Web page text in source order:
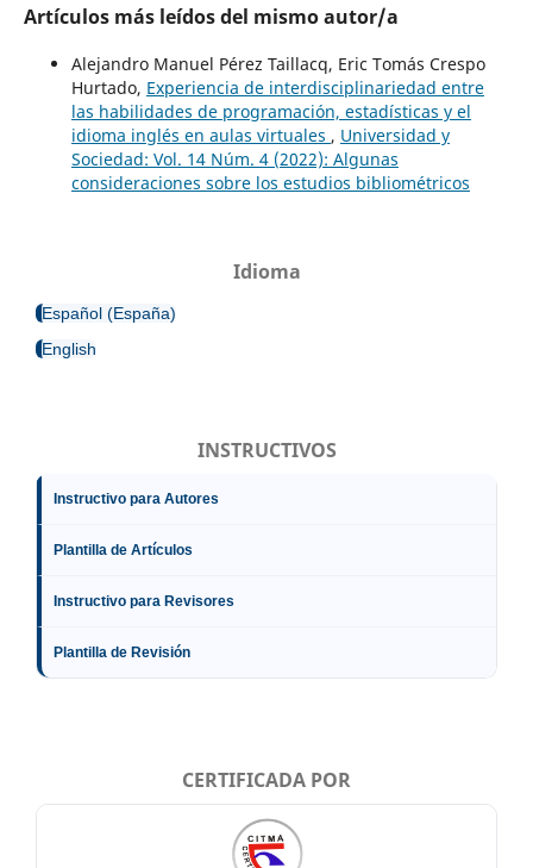
Artículos más leídos del mismo autor/a
Alejandro Manuel Pérez Taillacq, Eric Tomás Crespo
Hurtado, Experiencia de interdisciplinariedad entre
las habilidades de programación, estadísticas y el
idioma inglés en aulas virtuales , Universidad y
Sociedad: Vol. 14 Núm. 4 (2022): Algunas
consideraciones sobre los estudios bibliométricos
Idioma
Español (España)
English
INSTRUCTIVOS
Instructivo para Autores
Plantilla de Artículos
Instructivo para Revisores
Plantilla de Revisión
CERTIFICADA POR